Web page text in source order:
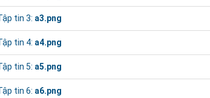
tin 3: a3.png
tin 4: a4.png
tin 5: a5.png
tin 6: a6.png